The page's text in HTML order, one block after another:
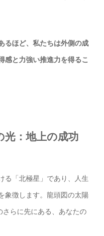
るほど、私たちは外側の成
感と力強い推進力を得るこ
光：地上の成功
る「北極星」であり、人生
象徴します。龍頭図の太陽
さらに先にある、あなたの